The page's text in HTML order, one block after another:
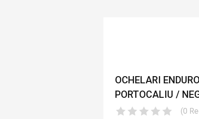
OCHELARI
PORTOCALIU /
(0